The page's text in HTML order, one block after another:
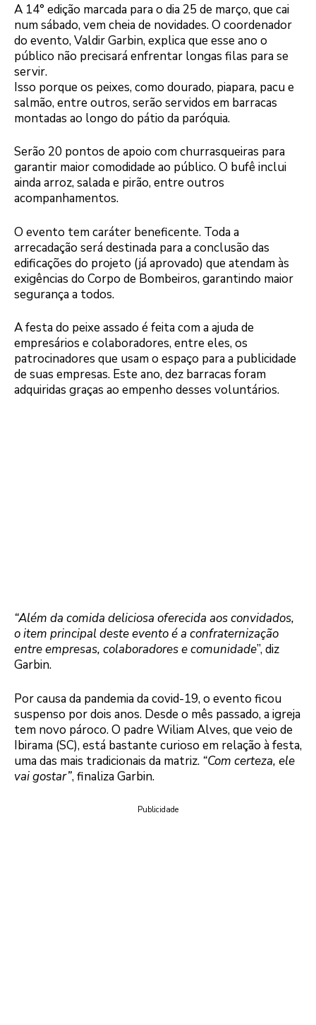
A 14° edição marcada para o dia 25 de março, que cai
num sábado, vem cheia de novidades. O coordenador
do evento, Valdir Garbin, explica que esse ano o
público não precisará enfrentar longas filas para se
servir.
Isso porque os peixes, como dourado, piapara, pacu e
salmão, entre outros, serão servidos em barracas
montadas ao longo do pátio da paróquia.
Serão 20 pontos de apoio com churrasqueiras para
garantir maior comodidade ao público. O bufê inclui
ainda arroz, salada e pirão, entre outros
acompanhamentos.
O evento tem caráter beneficente. Toda a
arrecadação será destinada para a conclusão das
edificações do projeto (já aprovado) que atendam às
exigências do Corpo de Bombeiros, garantindo maior
segurança a todos.
A festa do peixe assado é feita com a ajuda de
empresários e colaboradores, entre eles, os
patrocinadores que usam o espaço para a publicidade
de suas empresas. Este ano, dez barracas foram
adquiridas graças ao empenho desses voluntários.
“Além da comida deliciosa oferecida aos convidados,
o item principal deste evento é a confraternização
entre empresas, colaboradores e comunidade”, diz
Garbin.
Por causa da pandemia da covid-19, o evento ficou
suspenso por dois anos. Desde o mês passado, a igreja
tem novo pároco. O padre Wiliam Alves, que veio de
Ibirama (SC), está bastante curioso em relação à festa,
uma das mais tradicionais da matriz. “Com certeza, ele
vai gostar”, finaliza Garbin.
Publicidade